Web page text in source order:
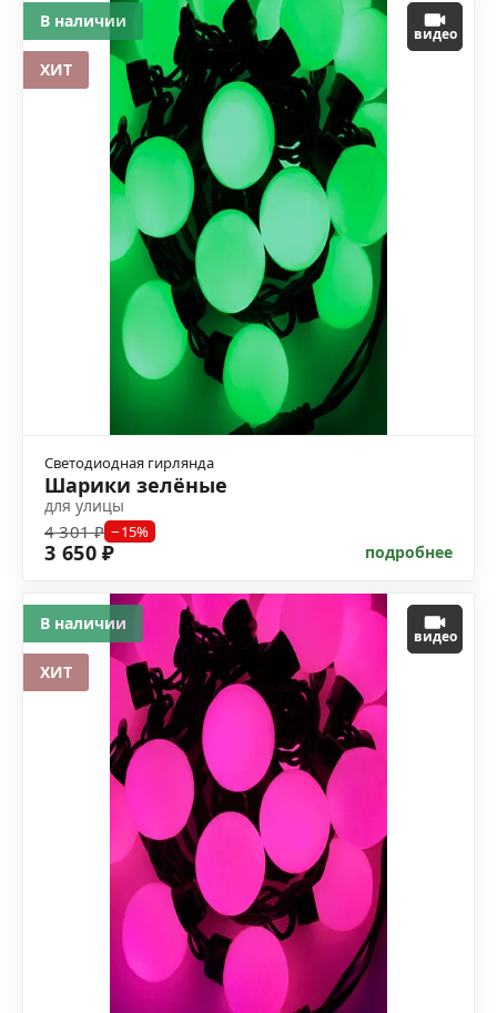
видео
Светодиодная гирлянда
Шарики зелёные
для улицы
4 301 ₽ −15%
3 650 ₽ подробнее
В наличии
ХИТ
видео
В наличии
ХИТ